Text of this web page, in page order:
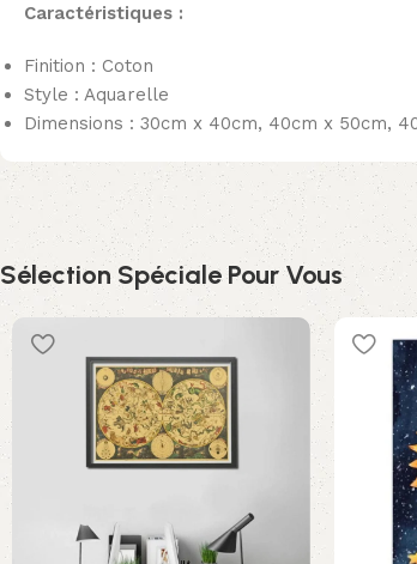
Caractéristiques :
Finition : Coton
Style : Aquarelle
Dimensions : 30cm x 40cm, 40cm x 50cm,
Sélection Spéciale Pour Vous